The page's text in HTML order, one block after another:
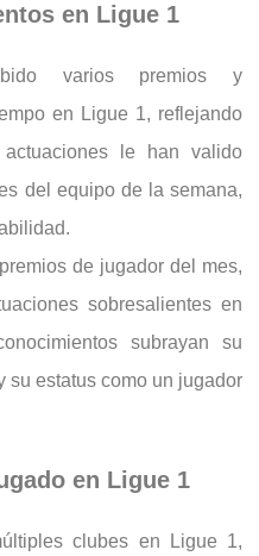
en Ligue 1
varios premios y
en Ligue 1, reflejando
le han valido
del equipo de la semana,
de jugador del mes,
sobresalientes en
subrayan su
su estatus como un jugador
en Ligue 1
clubes en Ligue 1,